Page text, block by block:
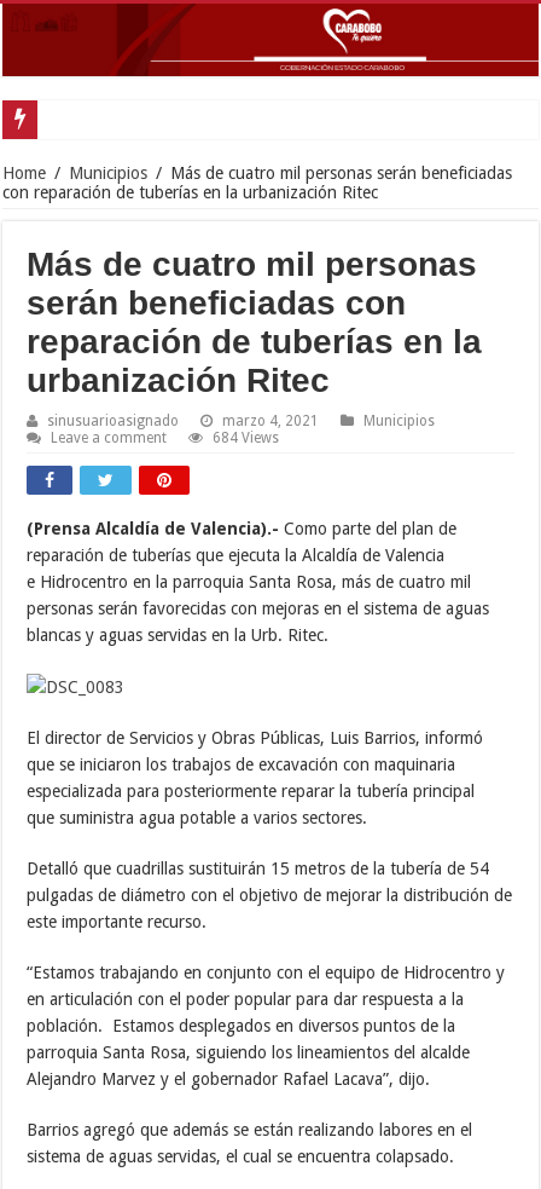
Home / Municipios / Más de cuatro mil personas serán beneficiadas
con reparación de tuberías en la urbanización Ritec
Más de cuatro mil personas
serán beneficiadas con
reparación de tuberías en la
urbanización Ritec
sinusuarioasignado marzo 4, 2021
Municipios
Leave a comment
684 Views
(Prensa Alcaldía de Valencia).- Como parte del plan de
reparación de tuberías que ejecuta la Alcaldía de Valencia
e Hidrocentro en la parroquia Santa Rosa, más de cuatro mil
personas serán favorecidas con mejoras en el sistema de aguas
blancas y aguas servidas en la Urb. Ritec.
El director de Servicios y Obras Públicas, Luis Barrios, informó
que se iniciaron los trabajos de excavación con maquinaria
especializada para posteriormente reparar la tubería principal
que suministra agua potable a varios sectores.
Detalló que cuadrillas sustituirán 15 metros de la tubería de 54
pulgadas de diámetro con el objetivo de mejorar la distribución de
este importante recurso.
“Estamos trabajando en conjunto con el equipo de Hidrocentro y
en articulación con el poder popular para dar respuesta a la
población. Estamos desplegados en diversos puntos de la
parroquia Santa Rosa, siguiendo los lineamientos del alcalde
Alejandro Marvez y el gobernador Rafael Lacava”, dijo.
Barrios agregó que además se están realizando labores en el
sistema de aguas servidas, el cual se encuentra colapsado.